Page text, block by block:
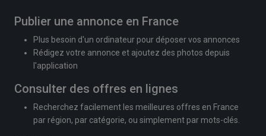
Publier une annonce en France
Plus besoin d'un ordinateur pour déposer vos annonces
Rédigez votre annonce et ajoutez des photos depuis
l'application
Consulter des offres en lignes
Recherchez facilement les meilleures offres en France
par région, par catégorie, ou simplement par mots-clés.